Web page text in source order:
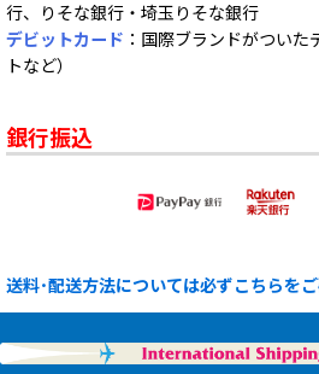
行、りそな銀行・埼玉りそな銀行
デビットカード ：国際ブランドがつい
トなど）
銀行振込
送料･配送方法については必ずこちらをご